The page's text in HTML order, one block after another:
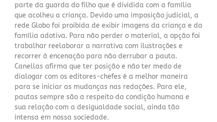
parte da guarda do filho que é dividida com a família
que acolheu a criança. Devido uma imposição judicial, a
rede Globo foi proibida de exibir imagens da criança e da
família adotiva. Para não perder o material, a opção foi
trabalhar reelaborar a narrativa com ilustrações e
recorrer à encenação para não derrubar a pauta.
Canellas afirma que ter posição e não ter medo de
dialogar com os editores-chefes é a melhor maneira
para se iniciar as mudanças nas redações. Para ele,
pautas sempre são a respeito da condição humana e
sua relação com a desigualdade social, ainda tão
intensa em nossa sociedade.